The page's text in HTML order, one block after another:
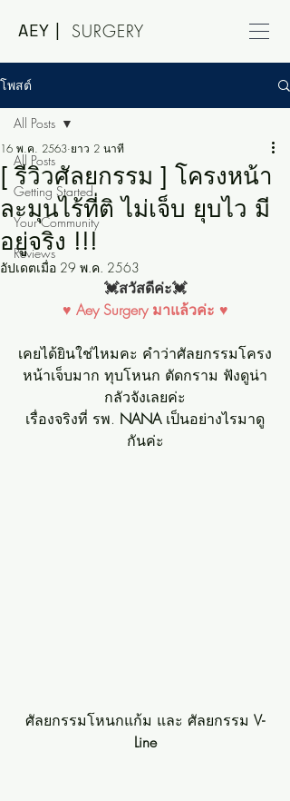
SURGERY
AEY |
โพสต์
All Posts
Getting Started
Your Community
Reviews
All Posts
[ รีวิวศัลยกรรม ] โครงหน้า
ละมุนไร้ที่ติ ไม่เจ็บ ยุบไว มี
อยู่จริง !!!
16 พ.ค. 2563 ยาว 2 นาที
อัปเดตเมื่อ 29 พ.ค. 2563
💓สวัสดีค่ะ💓
♥ Aey Surgery มาแล้วค่ะ ♥
เคยได้ยินใช่ไหมคะ คำว่าศัลยกรรมโครง
หน้าเจ็บมาก ทุบโหนก ตัดกราม ฟังดูน่า
กลัวจังเลยค่ะ
เรื่องจริงที่ รพ. NANA เป็นอย่างไรมาดู
กันค่ะ
ศัลยกรรมโหนกแก้ม และ ศัลยกรรม V-
Line